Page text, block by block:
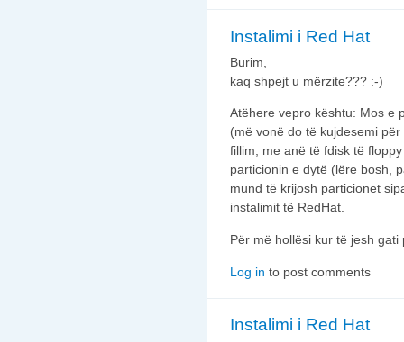
Instalimi i Red Hat
Burim,
kaq shpejt u mërzite??? :-)
Atëhere vepro kështu: Mos e
(më vonë do të kujdesemi
fillim, me anë të fdisk të
particionin e dytë (lëre bosh,
mund të krijosh particionet
instalimit të RedHat.
Për më hollësi kur të jesh
Log in to post comments
Instalimi i Red Hat